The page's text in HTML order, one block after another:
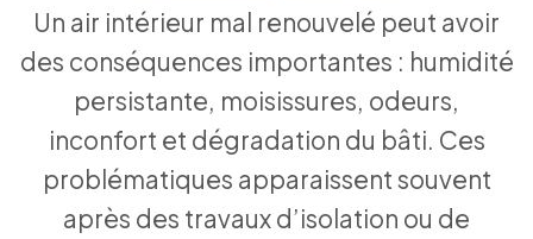
Un air intérieur mal renouvelé peut avoir
des conséquences importantes : humidité
persistante, moisissures, odeurs,
inconfort et dégradation du bâti. Ces
problématiques apparaissent souvent
après des travaux d’isolation ou de